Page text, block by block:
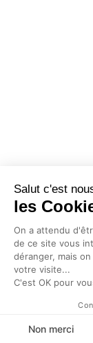
Salut c'est
les
On a attendu
de ce site vous
déranger, mais
votre visite...
C'est OK pour
Non merci
En cliquant sur
mes données
recontacté(e) pour
conditions générales